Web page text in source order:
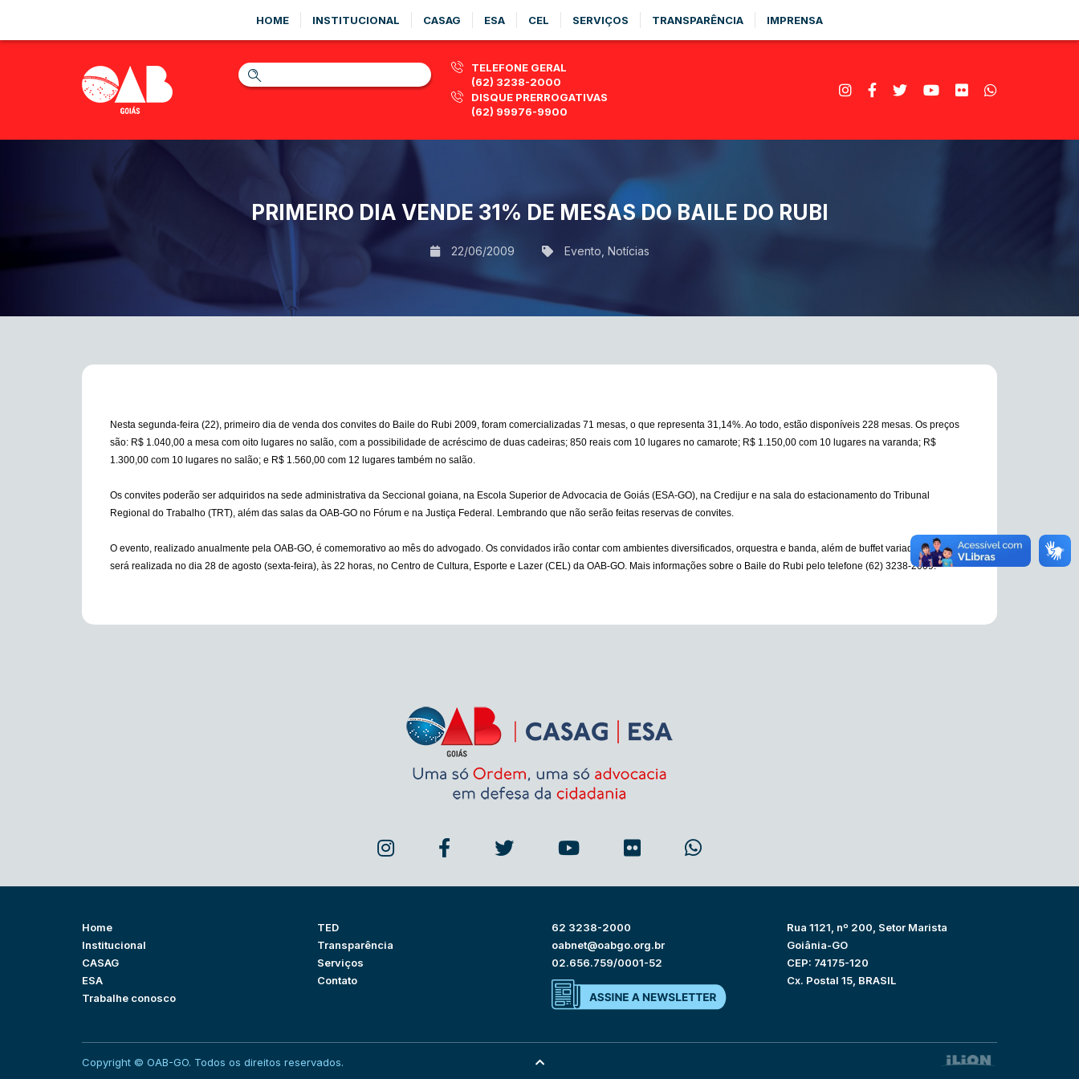
HOME INSTITUCIONAL CASAG ESA CEL SERVIÇOS TRANSPARÊNCIA IMPRENSA
TELEFONE GERAL
(62) 3238-2000
DISQUE PRERROGATIVAS
(62) 99976-9900
PRIMEIRO DIA VENDE 31% DE MESAS DO BAILE DO RUBI
22/06/2009 Evento Notícias
Nesta segunda-feira (22), primeiro dia de venda dos convites do Baile do Rubi 2009, foram comercializadas 71 mesas, o que representa 31,14%. Ao todo, estão disponíveis 228 mesas. Os preços
são: R$ 1.040,00 a mesa com oito lugares no salão, com a possibilidade de acréscimo de duas cadeiras; 850 reais com 10 lugares no camarote; R$ 1.150,00 com 10 lugares na varanda; R$
1.300,00 com 10 lugares no salão; e R$ 1.560,00 com 12 lugares também no salão.
Os convites poderão ser adquiridos na sede administrativa da Seccional goiana, na Escola Superior de Advocacia de Goiás (ESA-GO), na Credijur e na sala do estacionamento do Tribunal
Regional do Trabalho (TRT), além das salas da OAB-GO no Fórum e na Justiça Federal. Lembrando que não serão feitas reservas de convites.
O evento, realizado anualmente pela OAB-GO, é comemorativo ao mês do advogado. Os convidados irão contar com ambientes diversificados, orquestra e banda, além de buffet variado. A festa
será realizada no dia 28 de agosto (sexta-feira), às 22 horas, no Centro de Cultura, Esporte e Lazer (CEL) da OAB-GO. Mais informações sobre o Baile do Rubi pelo telefone (62) 3238-2009.
Home
Institucional
CASAG
ESA
Trabalhe conosco
TED
Transparência
Serviços
Contato
62 3238-2000
oabnet@oabgo.org.br
02.656.759/0001-52
Rua 1121, nº 200, Setor Marista
Goiânia-GO
CEP: 74175-120
Cx. Postal 15, BRASIL
Copyright © OAB-GO. Todos os direitos reservados.